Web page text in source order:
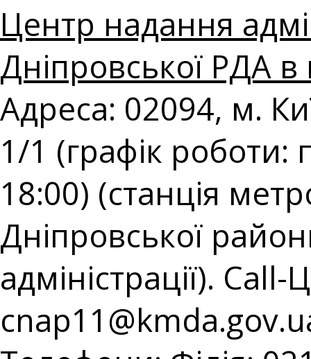
Центр надання
Дніпровської РДА в
Адреса: 02094, м.
1/1 (графік роботи:
18:00) (станція
Дніпровської
адміністрації).